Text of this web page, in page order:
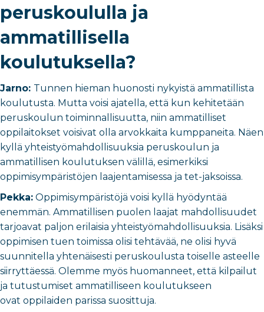
peruskoululla ja
ammatillisella
koulutuksella?
Jarno: Tunnen hieman huonosti nykyistä ammatillista
koulutusta. Mutta voisi ajatella, että kun kehitetään
peruskoulun toiminnallisuutta, niin ammatilliset
oppilaitokset voisivat olla arvokkaita kumppaneita. Näen
kyllä yhteistyömahdollisuuksia peruskoulun ja
ammatillisen koulutuksen välillä, esimerkiksi
oppimisympäristöjen laajentamisessa ja tet-jaksoissa.
Pekka: Oppimisympäristöjä voisi kyllä hyödyntää
enemmän. Ammatillisen puolen laajat mahdollisuudet
tarjoavat paljon erilaisia yhteistyömahdollisuuksia. Lisäksi
oppimisen tuen toimissa olisi tehtävää, ne olisi hyvä
suunnitella yhtenäisesti peruskoulusta toiselle asteelle
siirryttäessä. Olemme myös huomanneet, että kilpailut
ja tutustumiset ammatilliseen koulutukseen
ovat oppilaiden parissa suosittuja.